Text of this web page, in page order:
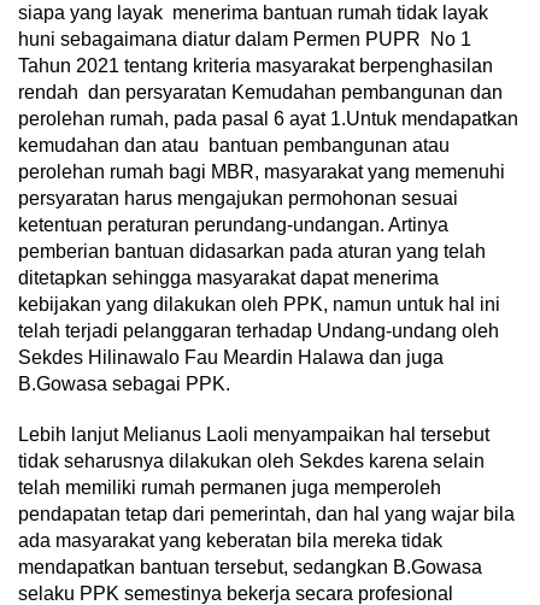
siapa yang layak menerima bantuan rumah tidak layak
huni sebagaimana diatur dalam Permen PUPR No 1
Tahun 2021 tentang kriteria masyarakat berpenghasilan
rendah dan persyaratan Kemudahan pembangunan dan
perolehan rumah, pada pasal 6 ayat 1.Untuk mendapatkan
kemudahan dan atau bantuan pembangunan atau
perolehan rumah bagi MBR, masyarakat yang memenuhi
persyaratan harus mengajukan permohonan sesuai
ketentuan peraturan perundang-undangan. Artinya
pemberian bantuan didasarkan pada aturan yang telah
ditetapkan sehingga masyarakat dapat menerima
kebijakan yang dilakukan oleh PPK, namun untuk hal ini
telah terjadi pelanggaran terhadap Undang-undang oleh
Sekdes Hilinawalo Fau Meardin Halawa dan juga
B.Gowasa sebagai PPK.
Lebih lanjut Melianus Laoli menyampaikan hal tersebut
tidak seharusnya dilakukan oleh Sekdes karena selain
telah memiliki rumah permanen juga memperoleh
pendapatan tetap dari pemerintah, dan hal yang wajar bila
ada masyarakat yang keberatan bila mereka tidak
mendapatkan bantuan tersebut, sedangkan B.Gowasa
selaku PPK semestinya bekerja secara profesional